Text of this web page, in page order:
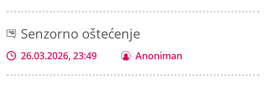
Senzorno oštećenje
26.03.2026, 23:49 Anoniman